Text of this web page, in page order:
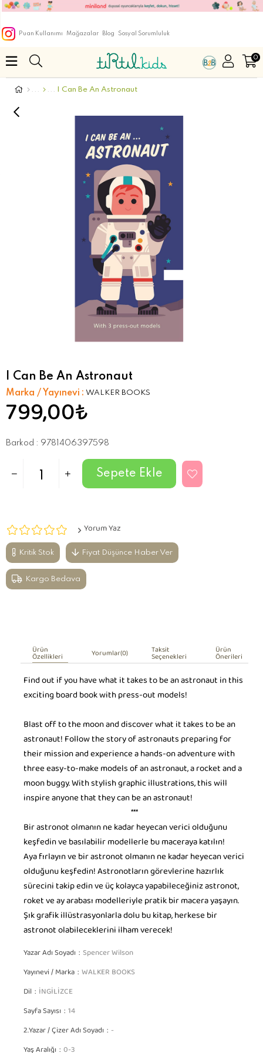
Puan Kullanımı Mağazalar Blog Sosyal Sorumluluk
0
I Can Be An Astronaut
I Can Be An Astronaut
Marka / Yayınevi : WALKER BOOKS
799,00₺
Barkod : 9781406397598
Yorum Yaz
Kritik Stok Fiyat Düşünce Haber Ver
Kargo Bedava
Ürün
Özellikleri Yorumlar(0) Taksit
Seçenekleri Ürün
Önerileri
Find out if you have what it takes to be an astronaut in this
exciting board book with press-out models!
Blast off to the moon and discover what it takes to be an
astronaut! Follow the story of astronauts preparing for
their mission and experience a hands-on adventure with
three easy-to-make models of an astronaut, a rocket and a
moon buggy. With stylish graphic illustrations, this will
inspire anyone that they can be an astronaut!
***
Bir astronot olmanın ne kadar heyecan verici olduğunu
keşfedin ve basılabilir modellerle bu maceraya katılın!
Aya fırlayın ve bir astronot olmanın ne kadar heyecan verici
olduğunu keşfedin! Astronotların görevlerine hazırlık
sürecini takip edin ve üç kolayca yapabileceğiniz astronot,
roket ve ay arabası modelleriyle pratik bir macera yaşayın.
Şık grafik illüstrasyonlarla dolu bu kitap, herkese bir
astronot olabileceklerini ilham verecek!
Yazar Adı Soyadı Spencer Wilson
Yayınevi / Marka WALKER BOOKS
Dil İNGİLİZCE
Sayfa Sayısı 14
2.Yazar / Çizer Adı Soyadı -